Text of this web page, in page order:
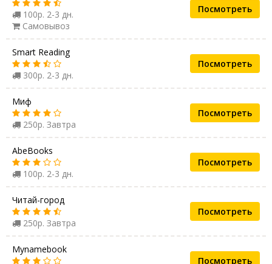
100р. 2-3 дн.
Самовывоз
Посмотреть
Smart Reading
300р. 2-3 дн.
Посмотреть
Миф
250р. Завтра
Посмотреть
AbeBooks
100р. 2-3 дн.
Посмотреть
Читай-город
250р. Завтра
Посмотреть
Mynamebook
Посмотреть